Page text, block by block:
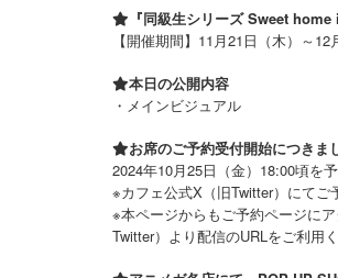
『同級生シリーズ Sweet
【開催期間】11月21日（木）～12
本日の公開内容
・メインビジュアル
お席のご予約受付開始につきま
2024年10月25日（金）18:00頃を
※カフェ公式X（旧Twitter）にてご
※本ページからもご予約ページに
Twitter）より配信のURLをご利用く